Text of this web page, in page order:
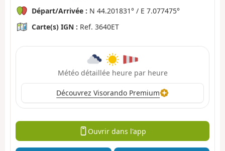
Départ/Arrivée : N 44.201831° / E 7.077475°
Carte(s) IGN : Ref. 3640ET
Météo détaillée heure par heure
Découvrez Visorando Premium
Ouvrir dans l'app